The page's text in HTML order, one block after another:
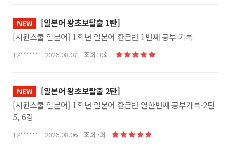
NEW
[일본어 왕초보탈출 1탄]
[시원스쿨 일본어] 1학년 일본어 환급반 1번째 공부 기록
12****** 2026.08.07 조회10회
NEW
[일본어 왕초보탈출 2탄]
[시원스쿨 일본어] 1학년 일본어 환급반 열한번째 공부기록-2탄
5, 6강
12****** 2026.08.06 조회7회